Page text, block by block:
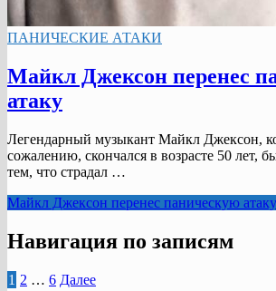
ПАНИЧЕСКИЕ АТАКИ
Майкл Джексон перенес
атаку
Легендарный музыкант Майкл Джексон,
сожалению, скончался в возрасте 50 лет,
тем, что страдал …
Майкл Джексон перенес паническую атаку
Навигация по записям
1 2 … 6 Далее